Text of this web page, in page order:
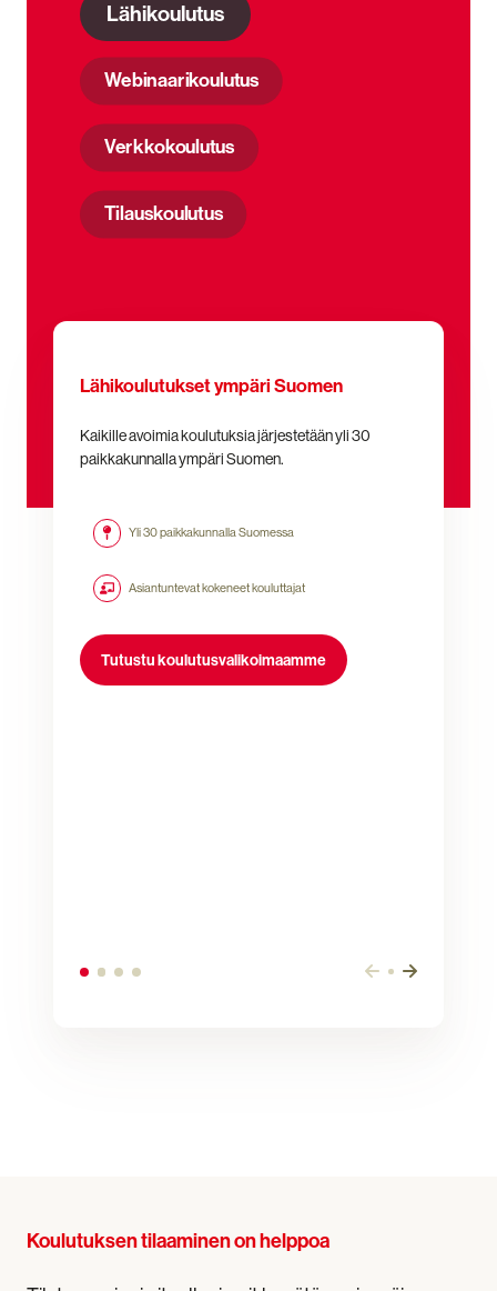
Lähikoulutukset ympäri Suomen
Kaikille avoimia koulutuksia järjestetään yli 30
paikkakunnalla ympäri Suomen.
Yli 30 paikkakunnalla Suomessa
Asiantuntevat kokeneet kouluttajat
Tutustu koulutusvalikoimaamme
Lähikoulutus
Webinaarikoulutus
Verkkokoulutus
Tilauskoulutus
Koulutuksen tilaaminen on helppoa